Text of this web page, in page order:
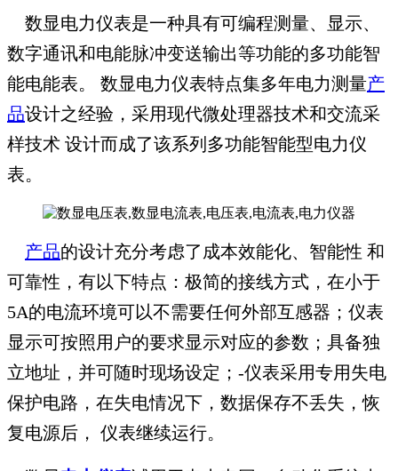
数显电力仪表是一种具有可编程测量、显示、
数字通讯和电能脉冲变送输出等功能的多功能智
能电能表。 数显电力仪表特点集多年电力测量产
品设计之经验，采用现代微处理器技术和交流采
样技术 设计而成了该系列多功能智能型电力仪
表。
产品的设计充分考虑了成本效能化、智能性 和
可靠性，有以下特点：极简的接线方式，在小于
5A的电流环境可以不需要任何外部互感器；仪表
显示可按照用户的要求显示对应的参数；具备独
立地址，并可随时现场设定；-仪表采用专用失电
保护电路，在失电情况下，数据保存不丢失，恢
复电源后， 仪表继续运行。